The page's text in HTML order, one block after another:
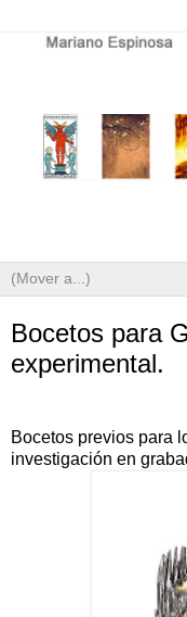
Bocetos para
experimental.
Bocetos previos para
investigación en